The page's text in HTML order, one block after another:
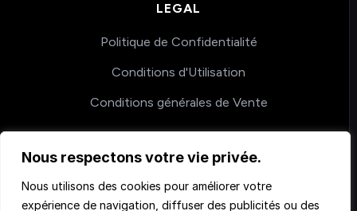
Nous respectons votre vie privée.
Nous utilisons des cookies pour améliorer votre
expérience de navigation, diffuser des publicités ou des
LEGAL
Politique de Confidentialité
Conditions d'Utilisation
Conditions générales de Vente
COACHING
Nos accompagnements